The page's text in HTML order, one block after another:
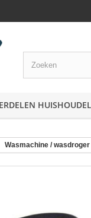
Wasmachine /